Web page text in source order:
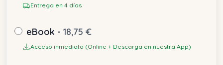
Entrega en 4 días
eBook - 18,75 €
Acceso inmediato (Online + Descarga en nuestra App)